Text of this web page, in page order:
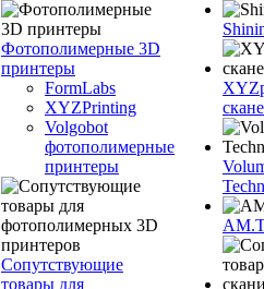
Фотополимерные 3D
принтеры
FormLabs
XYZPrinting
Volgobot
фотополимерные
принтеры
Сопутствующие
товары для